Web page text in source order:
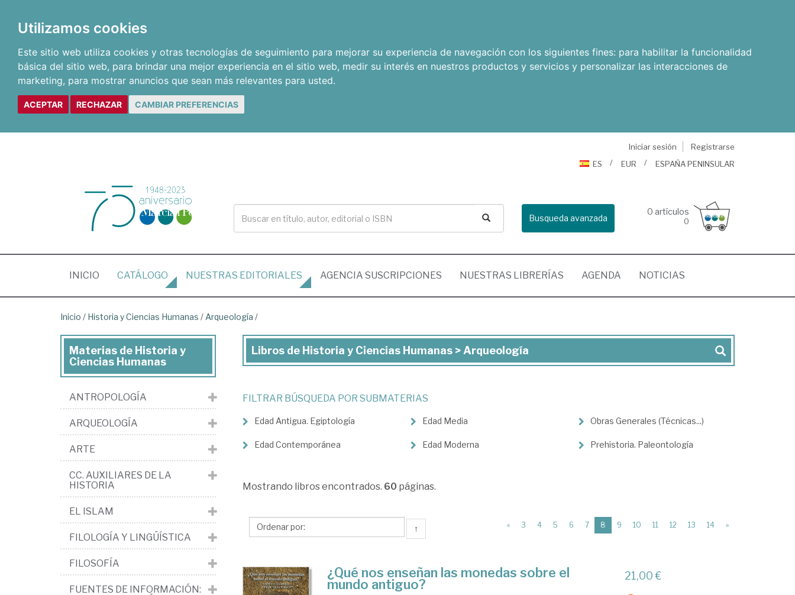
Utilizamos cookies
Este sitio web utiliza cookies y otras tecnologías de seguimiento para mejorar su experiencia de navegación con los siguientes fines: para habilitar la funcionalidad
básica del sitio web, para brindar una mejor experiencia en el sitio web, medir su interés en nuestros productos y servicios y personalizar las interacciones de
marketing, para mostrar anuncios que sean más relevantes para usted.
ACEPTAR RECHAZAR CAMBIAR PREFERENCIAS
Iniciar sesión
Registrarse
ES
EUR ESPAÑA PENINSULAR
Busqueda avanzada
0 artículos
0
INICIO (CURRENT)
CATÁLOGO NUESTRAS EDITORIALES AGENCIA SUSCRIPCIONES NUESTRAS LIBRERÍAS AGENDA NOTICIAS
Inicio / Historia y Ciencias Humanas / Arqueología /
Libros
Historia
Ciencias
Humanas
Arqueología
Libros de Historia y Ciencias Humanas > Arqueología
FILTRAR BÚSQUEDA POR SUBMATERIAS
Edad Antigua. Egiptología
Edad Contemporánea
Edad Media
Edad Moderna
Obras Generales (Técnicas...)
Prehistoria. Paleontología
Mostrando libros encontrados. 60 páginas.
↑ « 3 4 5 6 7 8 (current)
9 10 11 12 13 14 »
¿Qué nos enseñan las monedas sobre el
mundo antiguo?
21,00 €
Materias de Historia y
Ciencias Humanas
ANTROPOLOGÍA
ARQUEOLOGÍA
ARTE
CC. AUXILIARES DE LA
HISTORIA
EL ISLAM
FILOLOGÍA Y LINGÜÍSTICA
FILOSOFÍA
FUENTES DE INFORMACIÓN: